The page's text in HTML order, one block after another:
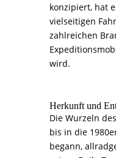
konzipiert, hat
vielseitigen
zahlreichen
wird.
Herkunft und
Die Wurzeln
bis in die
begann,